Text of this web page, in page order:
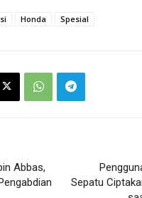
Honda Spesial
Abbas,
Sepatu